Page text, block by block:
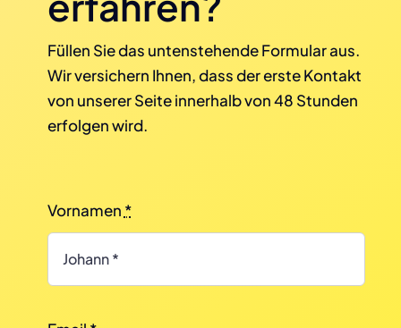
Füllen Sie das untenstehende Formular aus.
Wir versichern Ihnen, dass der erste Kontakt
von unserer Seite innerhalb von 48 Stunden
erfolgen wird.
Vornamen *